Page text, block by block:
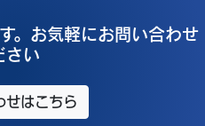
。お気軽にお問い合わせ
さい
せはこちら